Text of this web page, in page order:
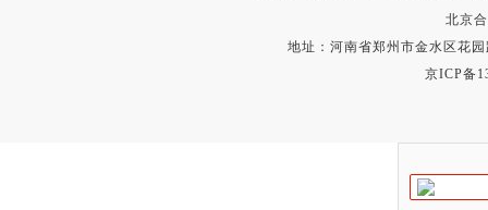
北京
地址：河南省郑州市金水区花
京ICP备